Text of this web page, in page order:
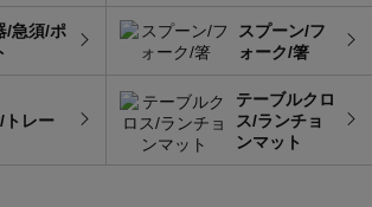
/急須/ポ
スプーン/フ
ォーク/箸
トレー
テーブルクロ
ス/ランチョ
ンマット